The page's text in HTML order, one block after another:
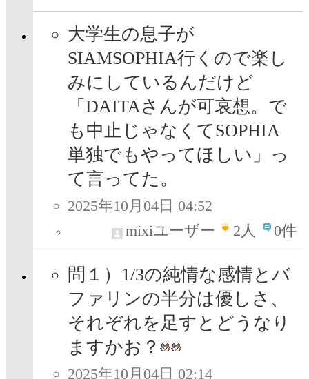
大学生の息子が
SIAMSOPHIA行くので楽し
みにしているんだけど
「DAITAさんが可哀想。で
も中止じゃなくてSOPHIA
単独でもやってほしい」っ
て言ってた。
2025年10月04日 04:52
mixiユーザー
2人 0件
問１）1/3の純情な感情とバ
ファリンの半分は優しさ、
それぞれを足すとどうなり
ますかお？
2025年10月04日 02:14